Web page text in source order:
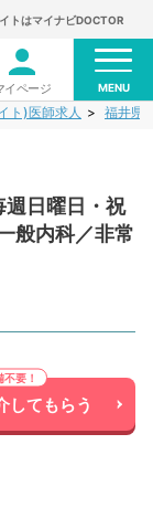
トはマイナビDOCTOR
イページ MENU
ト)医師求人 福井県
週日曜日・祝
般内科／非常
してもらう